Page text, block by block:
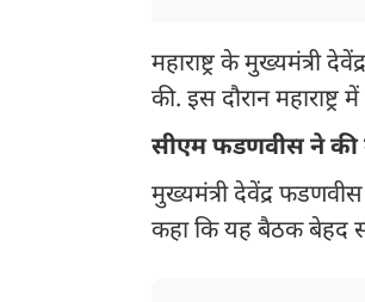
महाराष्ट्र के
की. इस दौरान
सीएम फडणवीस ने
मुख्यमंत्री देवेंद्र
कहा कि यह बैठक बेहद